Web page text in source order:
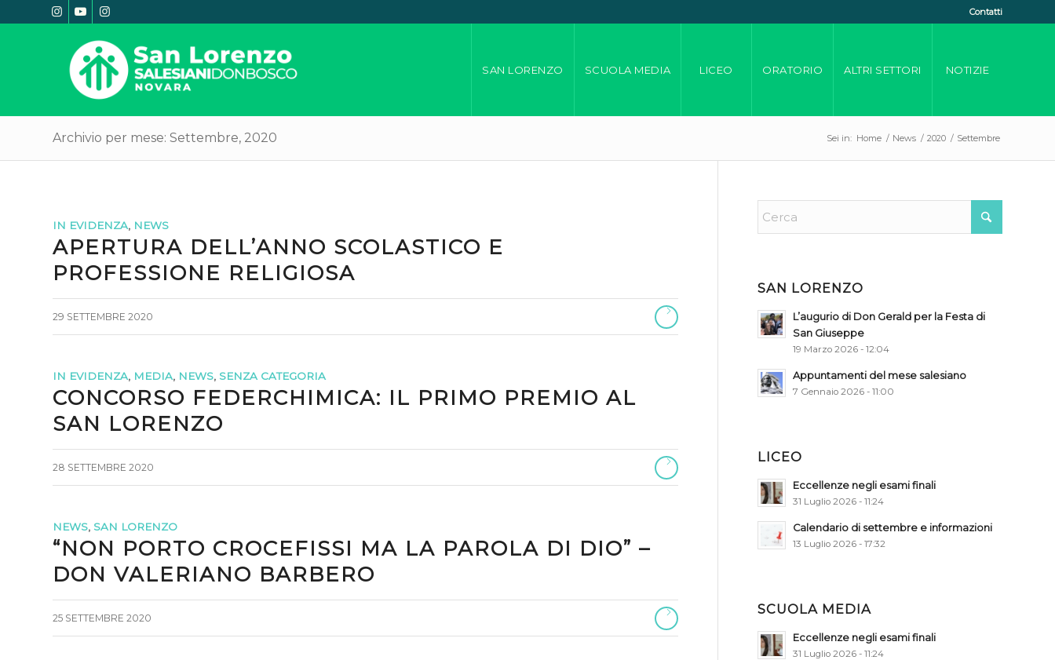
Contatti
SAN LORENZO SCUOLA MEDIA LICEO ORATORIO ALTRI SETTORI NOTIZIE
Archivio per mese: Settembre, 2020 Sei in: Home / News / 2020 / Settembre
IN EVIDENZA, NEWS
APERTURA DELL’ANNO SCOLASTICO E
PROFESSIONE RELIGIOSA
29 SETTEMBRE 2020
IN EVIDENZA, MEDIA, NEWS, SENZA CATEGORIA
CONCORSO FEDERCHIMICA: IL PRIMO PREMIO AL
SAN LORENZO
28 SETTEMBRE 2020
NEWS, SAN LORENZO
“NON PORTO CROCEFISSI MA LA PAROLA DI DIO” –
DON VALERIANO BARBERO
25 SETTEMBRE 2020
SAN LORENZO
L’augurio di Don Gerald per la Festa di
San Giuseppe
19 Marzo 2026 - 12:04
Appuntamenti del mese salesiano
7 Gennaio 2026 - 11:00
LICEO
Eccellenze negli esami finali
31 Luglio 2026 - 11:24
Calendario di settembre e informazioni
13 Luglio 2026 - 17:32
SCUOLA MEDIA
Eccellenze negli esami finali
31 Luglio 2026 - 11:24